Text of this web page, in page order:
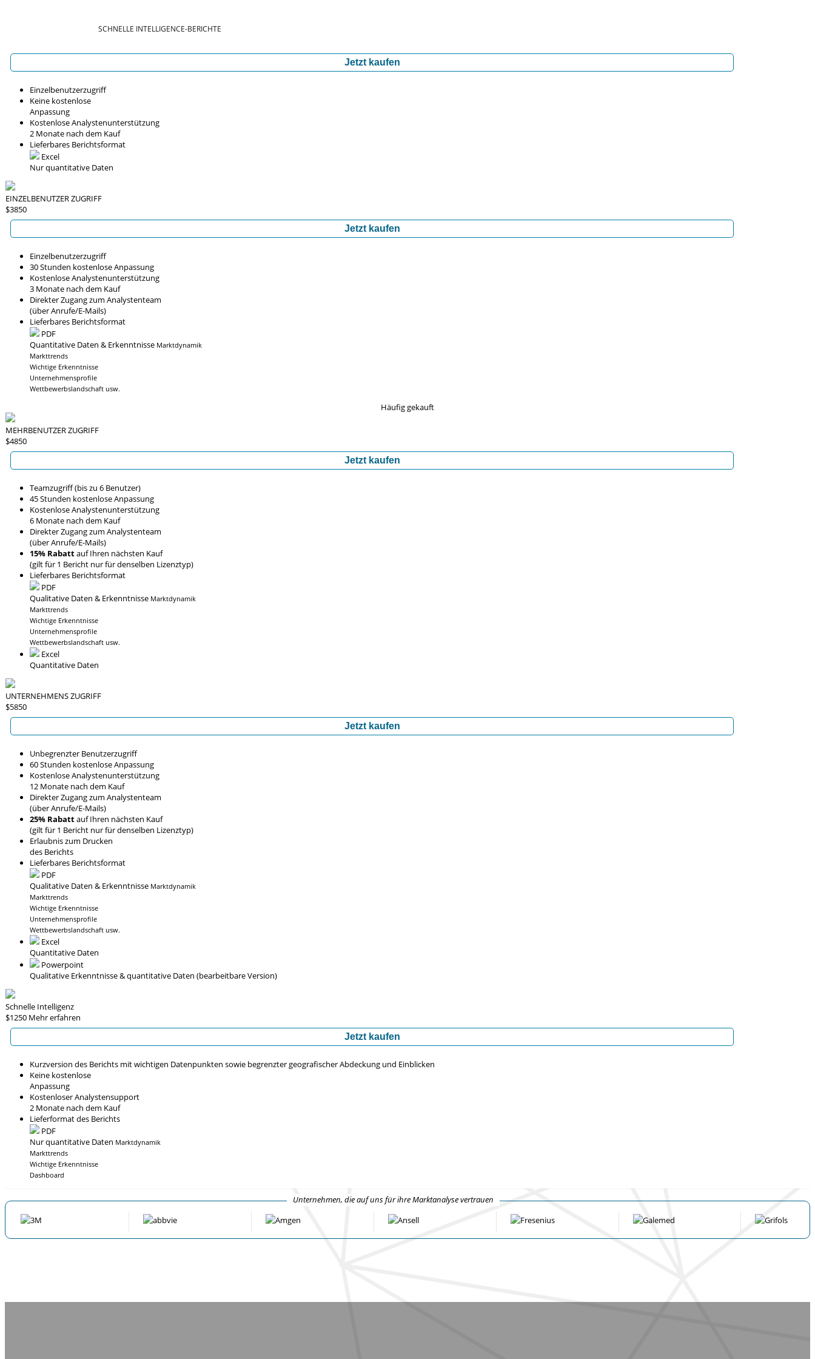
SCHNELLE INTELLIGENCE-BERICHTE
Jetzt kaufen
Einzelbenutzerzugriff
Keine kostenlose
Anpassung
Kostenlose Analystenunterstützung
2 Monate nach dem Kauf
Lieferbares Berichtsformat
Excel
Nur quantitative Daten
EINZELBENUTZER ZUGRIFF
$3850
Jetzt kaufen
Einzelbenutzerzugriff
30 Stunden kostenlose Anpassung
Kostenlose Analystenunterstützung
3 Monate nach dem Kauf
Direkter Zugang zum Analystenteam
(über Anrufe/E-Mails)
Lieferbares Berichtsformat
PDF
Quantitative Daten & Erkenntnisse Marktdynamik
Markttrends
Wichtige Erkenntnisse
Unternehmensprofile
Wettbewerbslandschaft usw.
Häufig gekauft
MEHRBENUTZER ZUGRIFF
$4850
Jetzt kaufen
Teamzugriff (bis zu 6 Benutzer)
45 Stunden kostenlose Anpassung
Kostenlose Analystenunterstützung
6 Monate nach dem Kauf
Direkter Zugang zum Analystenteam
(über Anrufe/E-Mails)
15% Rabattauf Ihren nächsten Kauf
(gilt für 1 Bericht nur für denselben Lizenztyp)
Lieferbares Berichtsformat
PDF
Qualitative Daten & Erkenntnisse Marktdynamik
Markttrends
Wichtige Erkenntnisse
Unternehmensprofile
Wettbewerbslandschaft usw.
Excel
Quantitative Daten
UNTERNEHMENS ZUGRIFF
$5850
Jetzt kaufen
Unbegrenzter Benutzerzugriff
60 Stunden kostenlose Anpassung
Kostenlose Analystenunterstützung
12 Monate nach dem Kauf
Direkter Zugang zum Analystenteam
(über Anrufe/E-Mails)
25% Rabattauf Ihren nächsten Kauf
(gilt für 1 Bericht nur für denselben Lizenztyp)
Erlaubnis zum Drucken
des Berichts
Lieferbares Berichtsformat
PDF
Qualitative Daten & Erkenntnisse Marktdynamik
Markttrends
Wichtige Erkenntnisse
Unternehmensprofile
Wettbewerbslandschaft usw.
Excel
Quantitative Daten
Powerpoint
Qualitative Erkenntnisse& quantitative Daten (bearbeitbare Version)
Schnelle Intelligenz
$1250 Mehr erfahren
Jetzt kaufen
Kurzversion des Berichts mit wichtigen Datenpunkten sowie begrenzter geografischer Abdeckung und Einblicken
Keine kostenlose
Anpassung
Kostenloser Analystensupport
2 Monate nach dem Kauf
Lieferformat des Berichts
PDF
Nur quantitative Daten Marktdynamik
Markttrends
Wichtige Erkenntnisse
Dashboard
Unternehmen, die auf uns für ihre Marktanalyse vertrauen